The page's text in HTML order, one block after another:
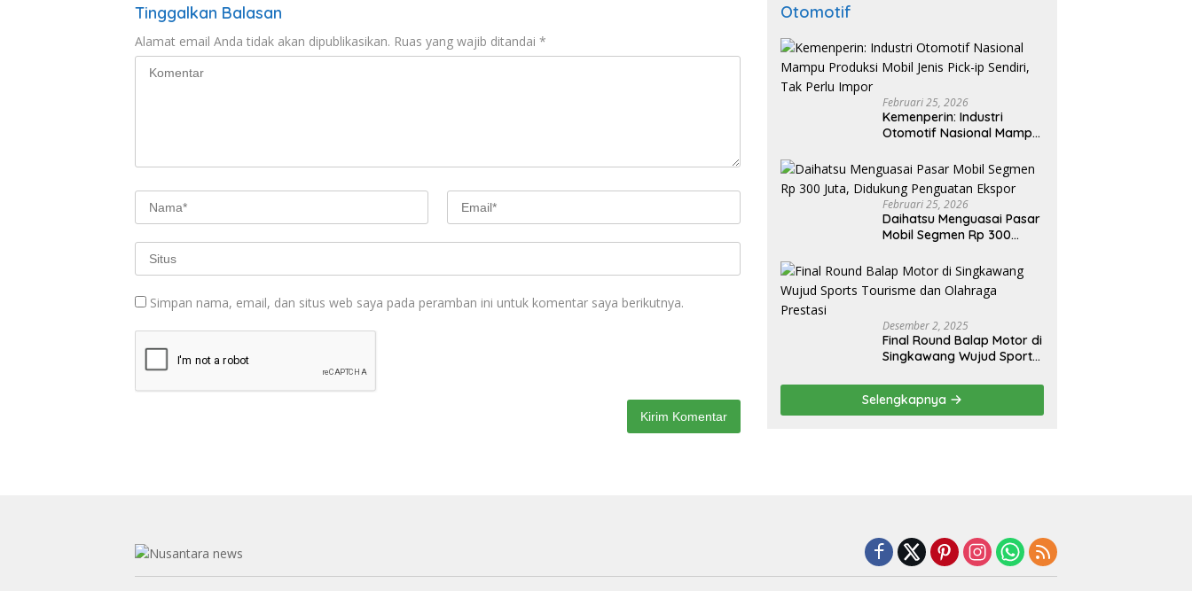
Tinggalkan Balasan
Alamat email Anda tidak akan dipublikasikan. Ruas yang wajib ditandai *
Simpan nama, email, dan situs web saya pada peramban ini untuk komentar saya berikutnya.
Otomotif
Februari 25, 2026
Kemenperin: Industri
Otomotif Nasional Mampu
ip Sendiri, Tak Perlu Impor
Februari 25, 2026
Daihatsu Menguasai Pasar
Mobil Segmen Rp 300
Ekspor
Desember 2, 2025
Final Round Balap Motor di
Singkawang Wujud Sports
Prestasi
Selengkapnya